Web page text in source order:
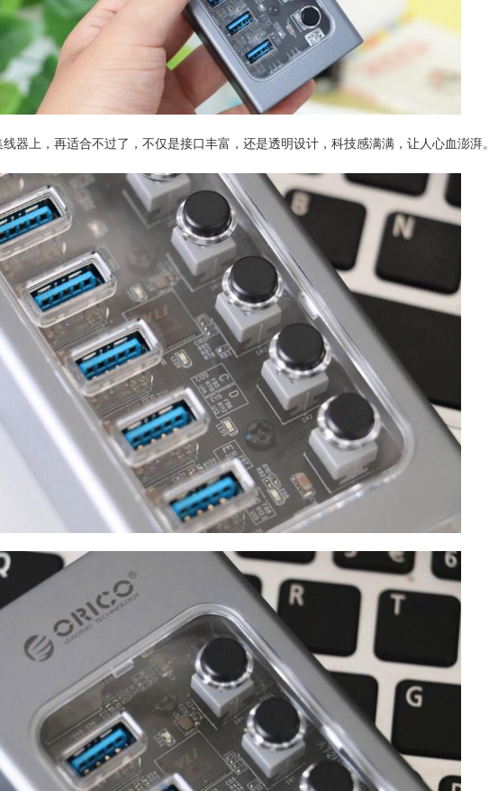
器上，再适合不过了，不仅是接口丰富，还是透明设计，科技感满满，让人心血澎湃。